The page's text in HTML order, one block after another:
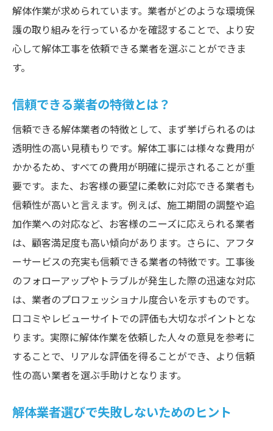
解体過程での環境保護対策
持続可能な解体工法の選定方法
過去のプロジェクト実績を探る方法
評判の良い業者の見つけ方
実績が示す業者の信頼性
愛知県内での顧客評価を確認
信頼の置ける業者の特徴
地元で高評価の業者を見極めるヒント
愛知県で解体を依頼する際の都市開発への影響
都市開発の進行と解体需要の関係
開発計画と解体業者の選択
地域住民への影響を最小限にする方法
都市開発の進展を考慮した業者選び
解体工事と地域社会の調和を考える
解体業界の最新技術で愛知県のプロジェクトを
無人化施工技術の導入例
解体作業が求められています。業者がどのような環境保
護の取り組みを行っているかを確認することで、より安
心して解体工事を依頼できる業者を選ぶことができま
す。
信頼できる業者の特徴とは？
信頼できる解体業者の特徴として、まず挙げられるのは
透明性の高い見積もりです。解体工事には様々な費用が
かかるため、すべての費用が明確に提示されることが重
要です。また、お客様の要望に柔軟に対応できる業者も
信頼性が高いと言えます。例えば、施工期間の調整や追
加作業への対応など、お客様のニーズに応えられる業者
は、顧客満足度も高い傾向があります。さらに、アフタ
ーサービスの充実も信頼できる業者の特徴です。工事後
のフォローアップやトラブルが発生した際の迅速な対応
は、業者のプロフェッショナル度合いを示すものです。
口コミやレビューサイトでの評価も大切なポイントとな
ります。実際に解体作業を依頼した人々の意見を参考に
することで、リアルな評価を得ることができ、より信頼
性の高い業者を選ぶ手助けとなります。
解体業者選びで失敗しないためのヒント